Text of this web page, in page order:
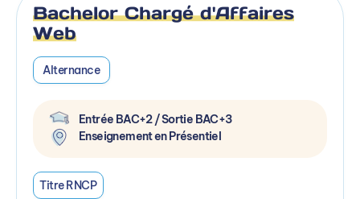
Bachelor Chargé d'Affaires
Web
Alternance
Entrée BAC+2 / Sortie BAC+3
Enseignement en Présentiel
Titre RNCP